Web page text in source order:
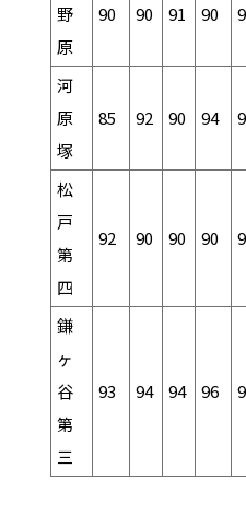
野
原
90 90 91 90
河
原
塚
85 92 90 94
松
戸
第
四
92 90 90 90
鎌
ヶ
谷
第
三
93 94 94 96